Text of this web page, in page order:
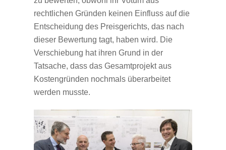
rechtlichen Gründen keinen Einfluss auf die
Entscheidung des Preisgerichts, das nach
dieser Bewertung tagt, haben wird. Die
Verschiebung hat ihren Grund in der
Tatsache, dass das Gesamtprojekt aus
Kostengründen nochmals überarbeitet
werden musste.